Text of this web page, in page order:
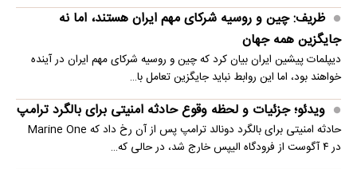
ظریف: چین و روسیه شرکای مهم ایران هستند، اما نه
جایگزین همه جهان
دیپلمات پیشین ایران بیان کرد که چین و روسیه شرکای مهم ایران در آینده
خواهند بود، اما این روابط نباید جایگزین تعامل با…
ویدئو؛ جزئیات و لحظه وقوع حادثه امنیتی برای بالگرد ترامپ
حادثه امنیتی برای بالگرد دونالد ترامپ پس از آن رخ داد که Marine One
در ۴ آگوست از فرودگاه الیپس خارج شد، در حالی که…